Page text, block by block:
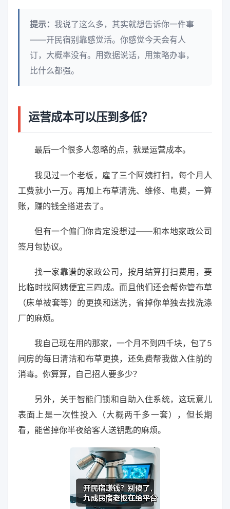
提示： 我说了这么多，其实就想告诉你一件事
——开民宿别靠感觉活。你感觉今天会有人
订，大概率没有。用数据说话，用策略办事，
比什么都强。
运营成本可以压到多低？
最后一个很多人忽略的点，就是运营成本。
我见过一个老板，雇了三个阿姨打扫，每个月人
工费就小一万。再加上布草清洗、维修、电费，一算
账，赚的钱全搭进去了。
但有一个偏门你肯定没想过——和本地家政公司
签月包协议。
找一家靠谱的家政公司，按月结算打扫费用，要
比临时找阿姨便宜三四成。而且他们还会帮你管布草
（床单被套等）的更换和送洗，省掉你单独去找洗涤
厂的麻烦。
我自己现在用的那家，一个月不到四千块，包了5
间房的每日清洁和布草更换，还免费帮我做入住前的
消毒。你算算，自己招人要多少？
另外，关于智能门锁和自助入住系统，这玩意儿
表面上是一次性投入（大概两千多一套），但长期
看，能省掉你半夜给客人送钥匙的麻烦。